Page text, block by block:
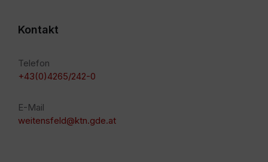
Kontakt
Telefon
+43(0)4265/242-0
E-Mail
weitensfeld@ktn.gde.at